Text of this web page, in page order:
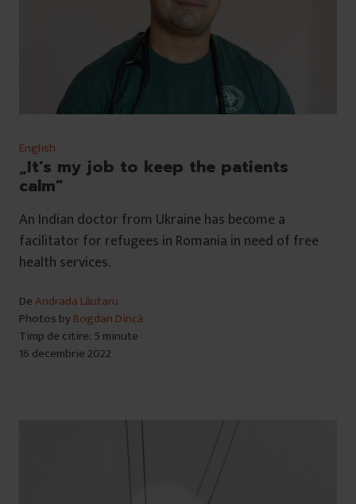
English
„It’s my job to keep the patients
calm”
An Indian doctor from Ukraine has become a
facilitator for refugees in Romania in need of free
health services.
DeAndrada Lăutaru
Photos byBogdan Dincă
Timp de citire: 5 minute
16 decembrie 2022